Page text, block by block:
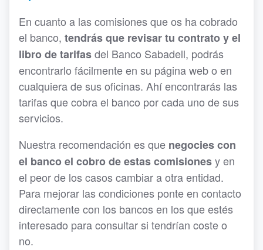
En cuanto a las comisiones que os ha cobrado
el banco, tendrás que revisar tu contrato y el
libro de tarifasdel Banco Sabadell, podrás
encontrarlo fácilmente en su página web o en
cualquiera de sus oficinas. Ahí encontrarás las
tarifas que cobra el banco por cada uno de sus
servicios.
Nuestra recomendación es que negocies con
el banco el cobro de estas comisionesy en
el peor de los casos cambiar a otra entidad.
Para mejorar las condiciones ponte en contacto
directamente con los bancos en los que estés
interesado para consultar si tendrían coste o
no.